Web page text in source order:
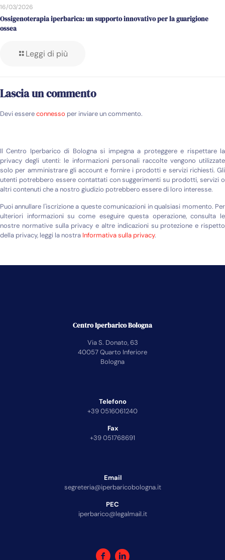
16/03/2026
Ossigenoterapia iperbarica: un supporto innovativo per la guarigione
ossea
Leggi di più
Lascia un commento
Devi essereconnesso per inviare un commento.
Il Centro Iperbarico di Bologna si impegna a proteggere e rispettare la
privacy degli utenti: le informazioni personali raccolte vengono utilizzate
solo per amministrare gli account e fornire i prodotti e servizi richiesti. Gli
utenti potrebbero essere contattati con suggerimenti su prodotti, servizi o
altri contenuti che a nostro giudizio potrebbero essere di loro interesse.
Puoi annullare l'iscrizione a queste comunicazioni in qualsiasi momento. Per
ulteriori informazioni su come eseguire questa operazione, consulta le
nostre normative sulla privacy e altre indicazioni su protezione e rispetto
della privacy, leggi la nostra Informativa sulla privacy.
Centro Iperbarico Bologna
Via S. Donato, 63
40057 Quarto Inferiore
Bologna
Telefono
+39 0516061240
Fax
+39 051768691
Email
segreteria@iperbaricobologna.it
PEC
iperbarico@legalmail.it